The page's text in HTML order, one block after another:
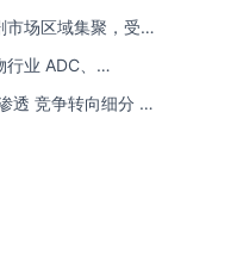
场区域集聚，受众
业 ADC、
专特药双渠道格局
透 竞争转向细分 恒